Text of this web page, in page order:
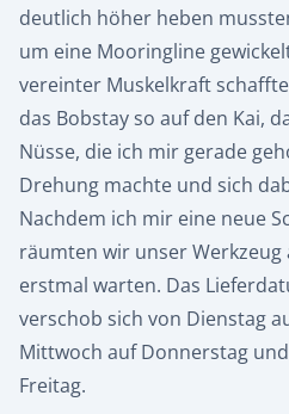
deutlich höher heben
um eine Mooringline
vereinter Muskelkraft
das Bobstay so auf den Kai,
Nüsse, die ich mir gerade
Drehung machte und sich
Nachdem ich mir eine neue
räumten wir unser Werkzeug
erstmal warten. Das
verschob sich von Dienstag
Mittwoch auf Donnerstag
Freitag.